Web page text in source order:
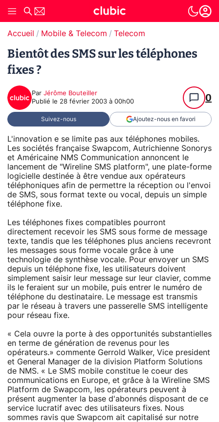
Accueil Mobile & Telecom Telecom
Bientôt des SMS sur les téléphones
fixes ?
Par Jérôme Bouteiller
Publié le 28 février 2003 à 00h00 0
Suivez-nous Ajoutez-nous en favori
L'innovation e se limite pas aux téléphones mobiles.
Les sociétés française Swapcom, Autrichienne Sonorys
et Américaine NMS Communication annoncent le
lancement de "Wireline SMS platform", une plate-forme
logicielle destinée à être vendue aux opérateurs
téléphoniques afin de permettre la réception ou l'envoi
de SMS, sous format texte ou vocal, depuis un simple
téléphone fixe.
Les téléphones fixes compatibles pourront
directement recevoir les SMS sous forme de message
texte, tandis que les téléphones plus anciens recevront
les messages sous forme vocale grâce à une
technologie de synthèse vocale. Pour envoyer un SMS
depuis un téléphone fixe, les utilisateurs doivent
simplement saisir leur message sur leur clavier, comme
ils le feraient sur un mobile, puis entrer le numéro de
téléphone du destinataire. Le message est transmis
par le réseau à travers une passerelle SMS intelligente
pour réseau fixe.
« Cela ouvre la porte à des opportunités substantielles
en terme de génération de revenus pour les
opérateurs.» commente Gerrold Walker, Vice president
et General Manager de la division Platform Solutions
de NMS. « Le SMS mobile constitue le coeur des
communications en Europe, et grâce à la Wireline SMS
Platform de Swapcom, les opérateurs peuvent à
présent augmenter la base d'abonnés disposant de ce
service lucratif avec des utilisateurs fixes. Nous
sommes ravis que Swapcom ait capitalisé sur notre